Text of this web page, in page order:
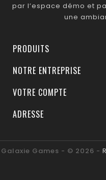
par l’espace démo et
une
PRODUITS
NOTRE ENTREPRISE
VOTRE COMPTE
ADRESSE
Galaxie Games - © 2026 -